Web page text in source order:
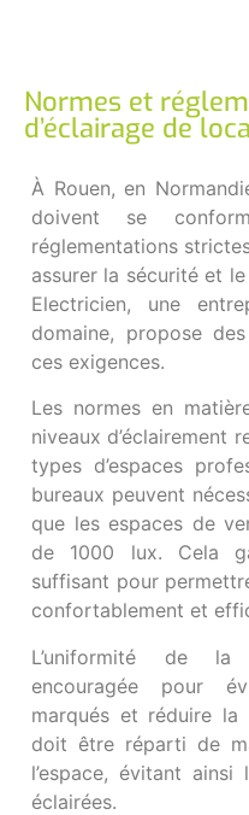
Normes et
d’éclairage de
À Rouen, en
doivent se
réglementations
assurer la sécurité et
Electricien, une
domaine, propose
ces exigences.
Les normes en
niveaux d’éclairement
types d’espaces
bureaux peuvent
que les espaces de
de 1000 lux. Cela
suffisant pour
confortablement et
L’uniformité de la
encouragée pour
marqués et réduire la
doit être réparti de
l’espace, évitant
éclairées.